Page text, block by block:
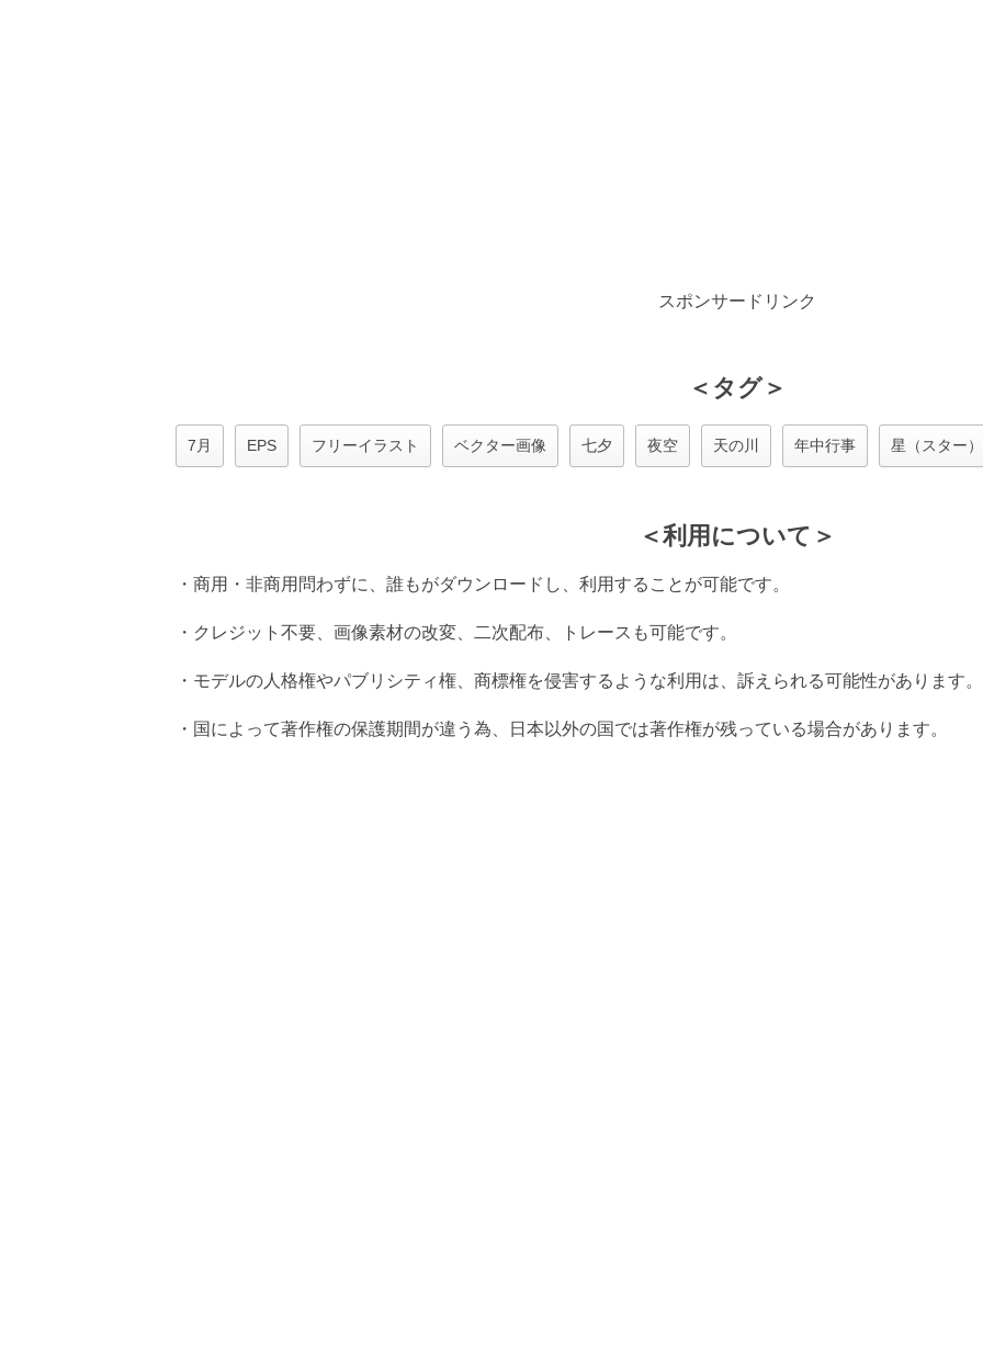
スポンサードリンク
＜タグ＞
7月 EPS フリーイラスト ベクター画像 七夕 夜空 天の川 年中行事 星（スター）
＜利用について＞
・商用・非商用問わずに、誰もがダウンロードし、利用することが可能です。
・クレジット不要、画像素材の改変、二次配布、トレースも可能です。
・モデルの人格権やパブリシティ権、商標権を侵害するような利用は、訴えられる可能性があります。
・国によって著作権の保護期間が違う為、日本以外の国では著作権が残っている場合があります。